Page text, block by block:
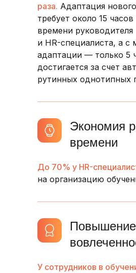
раза. Адаптация
требует около 15 часов
времени руководителя
и HR-специалиста, а с
адаптации — только 5
достигается за счет
рутинных однотипных
До 70% у HR-
на организацию
Экономия
времени
У сотрудников в
Повышение